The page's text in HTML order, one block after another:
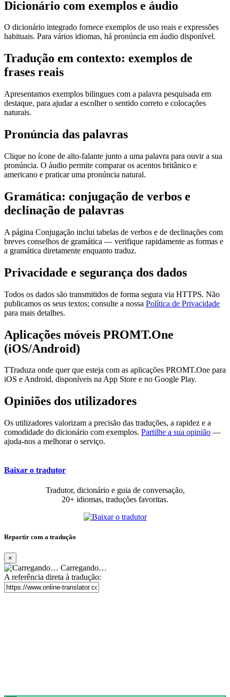
Dicionário com exemplos e áudio
O dicionário integrado fornece exemplos de uso reais e expressões
habituais. Para vários idiomas, há pronúncia em áudio disponível.
Tradução em contexto: exemplos de
frases reais
Apresentamos exemplos bilingues com a palavra pesquisada em
destaque, para ajudar a escolher o sentido correto e colocações
naturais.
Pronúncia das palavras
Clique no ícone de alto-falante junto a uma palavra para ouvir a sua
pronúncia. O áudio permite comparar os acentos britânico e
americano e praticar uma pronúncia natural.
Gramática: conjugação de verbos e
declinação de palavras
A página Conjugação inclui tabelas de verbos e de declinações com
breves conselhos de gramática — verifique rapidamente as formas e
a gramática diretamente enquanto traduz.
Privacidade e segurança dos dados
Todos os dados são transmitidos de forma segura via HTTPS. Não
publicamos os seus textos; consulte a nossa Política de Privacidade
para mais detalhes.
Aplicações móveis PROMT.One
(iOS/Android)
TTraduza onde quer que esteja com as aplicações PROMT.One para
iOS e Android, disponíveis na App Store e no Google Play.
Opiniões dos utilizadores
Os utilizadores valorizam a precisão das traduções, a rapidez e a
comodidade do dicionário com exemplos. Partilhe a sua opinião —
ajuda-nos a melhorar o serviço.
Baixar o tradutor
Tradutor, dicionário e guia de conversação,
20+ idiomas, traduções favoritas.
Repartir com a tradução
×
Carregando…
A referência direta à tradução: